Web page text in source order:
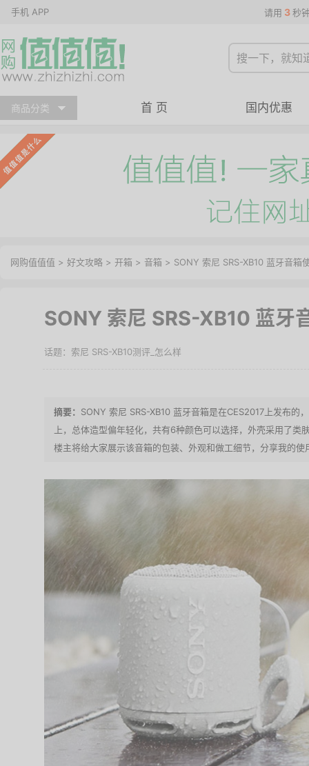
手机 APP 请用 3 秒
商品分类 首 页 国内优惠
网购值值值 > 好文攻略 > 开箱 > 音箱 > SONY 索尼 SRS-XB10 蓝牙音箱
SONY 索尼 SRS-XB10 蓝牙
索尼 SRS-XB10测评_怎么样
SONY 索尼 SRS-XB10 蓝牙音箱是在CES2017上发布的
上，总体造型偏年轻化，共有6种颜色可以选择，外壳采用了
楼主将给大家展示该音箱的包装、外观和做工细节，分享我的使